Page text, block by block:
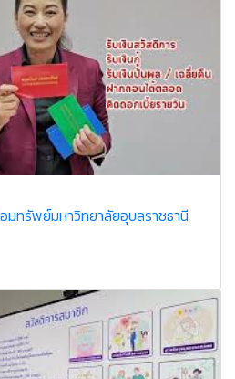
ทรัพย์มหาวิทยาลัยอุบลราชธานี